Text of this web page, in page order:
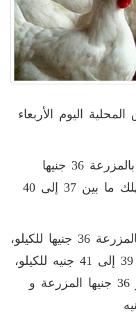
اليوم الأربعاء
سجل سعر كيلو الفراخ البيضاء بالمزرعة 36 جنيها
للكيلو بينما تراوح السعر للمستهلك ما بين 37 إلى 40
كما سجل سعر الفراخ البلدية بالمزرعة 36 جنيها للكيلو،
و تراوح سعر المستهلك ما بين 39 إلى 41 جنيه للكيلو،
بينما تراوح سعر الفراخ الساسو 36 جنيها المزرعة و